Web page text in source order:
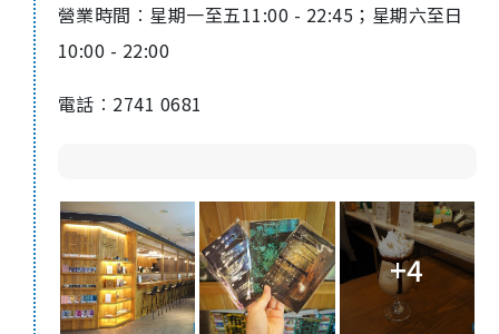
營業時間︰星期一至五11:00 - 22:45 ；星期六至日
10:00 - 22:00
電話︰ 2741 0681
+4